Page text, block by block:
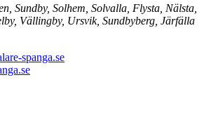
Sundby, Solhem, Solvalla, Flysta, Nälsta,
Vällingby, Ursvik, Sundbyberg, Järfälla
spanga.se